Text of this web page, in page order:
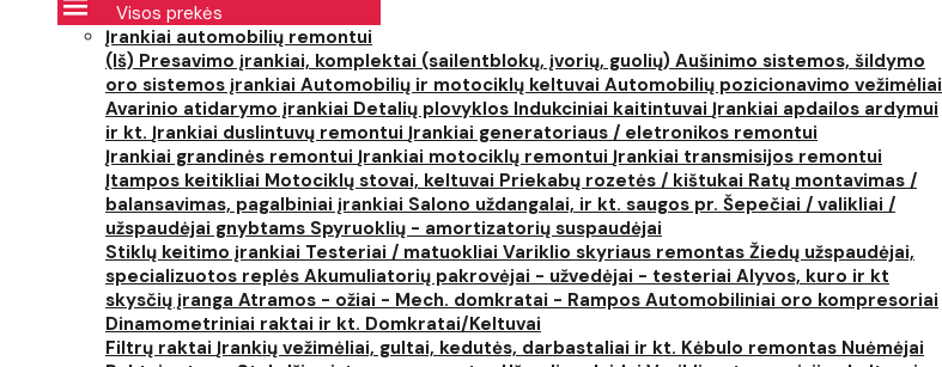
Visos prekės
Įrankiai automobilių remontui
(Iš) Presavimo įrankiai, komplektai (sailentblokų, įvorių, guolių) Aušinimo sistemos, šildymo
oro sistemos įrankiai Automobilių ir motociklų keltuvai Automobilių pozicionavimo vežimėliai
Avarinio atidarymo įrankiai Detalių plovyklos Indukciniai kaitintuvai Įrankiai apdailos ardymui
ir kt. Įrankiai duslintuvų remontui Įrankiai generatoriaus / eletronikos remontui
Įrankiai grandinės remontui Įrankiai motociklų remontui Įrankiai transmisijos remontui
Įtampos keitikliai Motociklų stovai, keltuvai Priekabų rozetės / kištukai Ratų montavimas /
balansavimas, pagalbiniai įrankiai Salono uždangalai, ir kt. saugos pr. Šepečiai / valikliai /
užspaudėjai gnybtams Spyruoklių - amortizatorių suspaudėjai
Stiklų keitimo įrankiai Testeriai / matuokliai Variklio skyriaus remontas Žiedų užspaudėjai,
specializuotos replės Akumuliatorių pakrovėjai - užvedėjai - testeriai Alyvos, kuro ir kt
skysčių įranga Atramos - ožiai - Mech. domkratai - Rampos Automobiliniai oro kompresoriai
Dinamometriniai raktai ir kt. Domkratai/Keltuvai
Filtrų raktai Įrankių vežimėliai, gultai, kedutės, darbastaliai ir kt. Kėbulo remontas Nuėmėjai